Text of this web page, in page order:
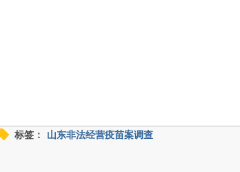
标签： 山东非法经营疫苗案调查